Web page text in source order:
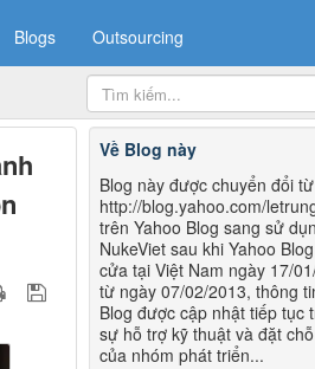
Blogs Outsourcing
Về Blog này
Blog này được chuyển đổi từ
http://blog.yahoo.com/
trên Yahoo Blog sang sử
NukeViet sau khi Yahoo
cửa tại Việt Nam ngày 17/
từ ngày 07/02/2013, thông
Blog được cập nhật tiếp tục
sự hỗ trợ kỹ thuật và đặt
của nhóm phát triển...